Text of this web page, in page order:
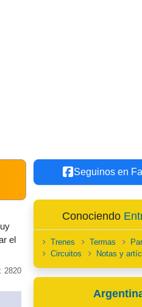
el
2820
Seguinos en
Conociendo
Trenes Termas
Circuitos
Notas y